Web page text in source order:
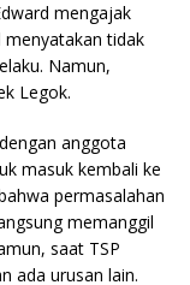
mengajak
menyatakan tidak
Namun,
Legok.
anggota
masuk kembali ke
permasalahan
memanggil
saat TSP
ada urusan lain.